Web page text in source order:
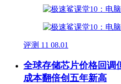
评测 11 08.01
全球存储芯片价格回调
成本翻倍创五年新高